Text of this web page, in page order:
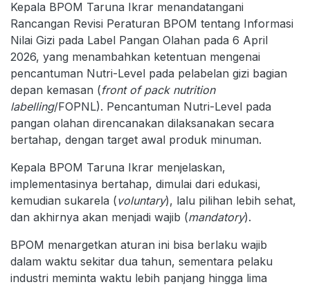
Kepala BPOM Taruna Ikrar menandatangani
Rancangan Revisi Peraturan BPOM tentang Informasi
Nilai Gizi pada Label Pangan Olahan pada 6 April
2026, yang menambahkan ketentuan mengenai
pencantuman Nutri-Level pada pelabelan gizi bagian
depan kemasan (front of pack nutrition
labelling/FOPNL). Pencantuman Nutri-Level pada
pangan olahan direncanakan dilaksanakan secara
bertahap, dengan target awal produk minuman.
Kepala BPOM Taruna Ikrar menjelaskan,
implementasinya bertahap, dimulai dari edukasi,
kemudian sukarela (voluntary), lalu pilihan lebih sehat,
dan akhirnya akan menjadi wajib (mandatory).
BPOM menargetkan aturan ini bisa berlaku wajib
dalam waktu sekitar dua tahun, sementara pelaku
industri meminta waktu lebih panjang hingga lima